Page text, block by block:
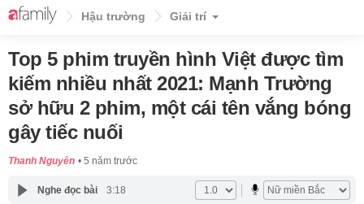
Hậu trường Giải trí
Top 5 phim truyền hình Việt được tìm
kiếm nhiều nhất 2021: Mạnh Trường
sở hữu 2 phim, một cái tên vắng bóng
gây tiếc nuối
Thanh Nguyên 5 năm trước
Nghe đọc bài 3:18